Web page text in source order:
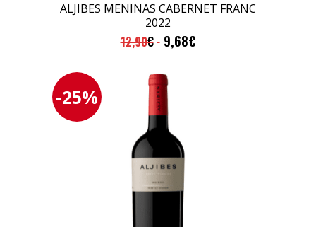
quantity
ALJIBES MENINAS CABERNET FRANC
2022
12,90€ 9,68€
-25%